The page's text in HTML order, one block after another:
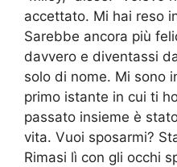
accettato. Mi hai reso
Sarebbe ancora più
davvero e diventassi
solo di nome. Mi sono
primo istante in cui ti
passato insieme è
vita. Vuoi sposarmi?
Rimasi lì con gli occhi